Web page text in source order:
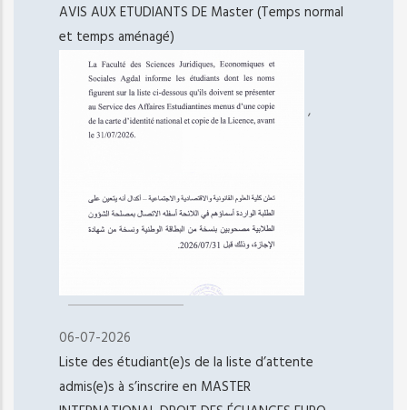
AVIS AUX ETUDIANTS DE Master (Temps normal
et temps aménagé)
,
06-07-2026
Liste des étudiant(e)s de la liste d’attente
admis(e)s à s’inscrire en MASTER